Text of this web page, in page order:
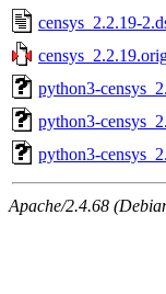
censys_2.2.19-
python3-
python3-
python3-
Apache/2.4.68